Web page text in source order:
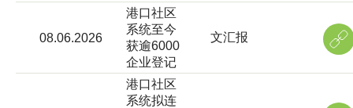
08.06.2026
港口社区
系统至今
获逾6000
企业登记
文汇报
港口社区
系统拟连